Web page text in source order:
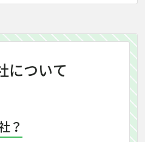
について
？